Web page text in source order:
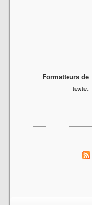
Formatteurs de
texte: